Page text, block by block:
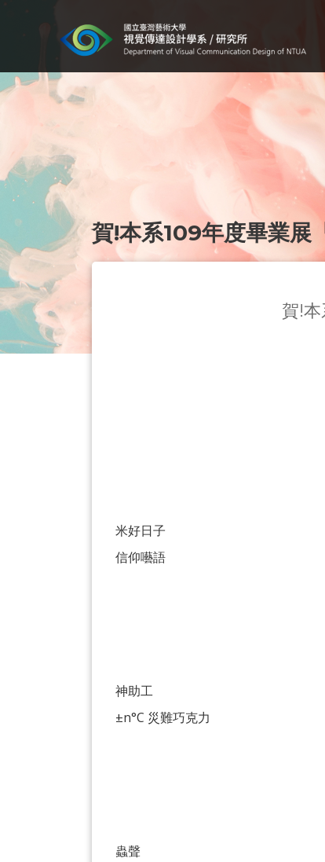
賀!本系109年度畢業展
賀!
米好日子
信仰囈語
神助工
±n°C 災難巧克力
蟲聲